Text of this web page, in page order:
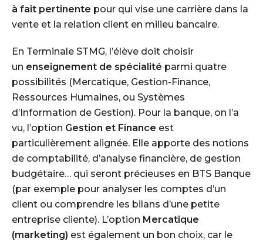
à fait pertinente pour qui vise une carrière dans la
vente et la relation client en milieu bancaire.
En Terminale STMG, l’élève doit choisir
un enseignement de spécialité parmi quatre
possibilités (Mercatique, Gestion-Finance,
Ressources Humaines, ou Systèmes
d’Information de Gestion). Pour la banque, on l’a
vu, l’option Gestion et Finance est
particulièrement alignée. Elle apporte des notions
de comptabilité, d’analyse financière, de gestion
budgétaire… qui seront précieuses en BTS Banque
(par exemple pour analyser les comptes d’un
client ou comprendre les bilans d’une petite
entreprise cliente). L’option Mercatique
(marketing) est également un bon choix, car le